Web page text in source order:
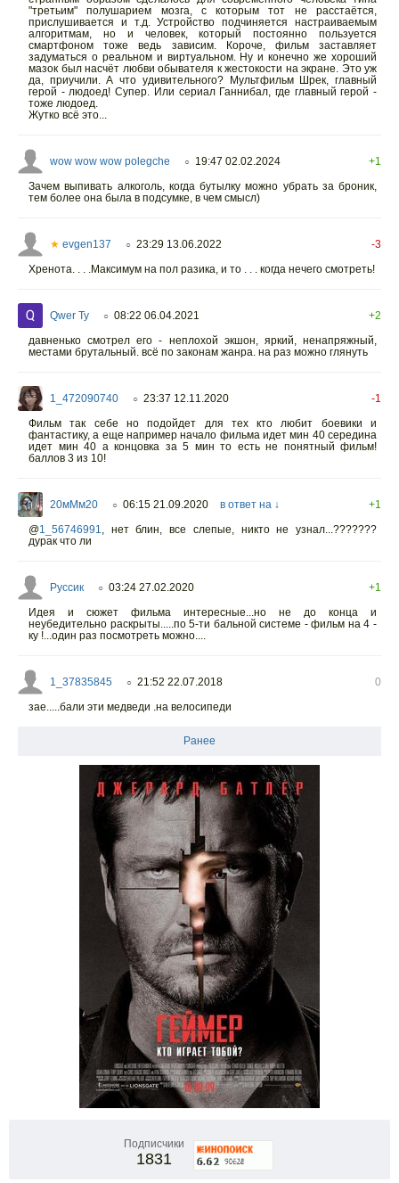
"третьим" полушарием мозга, с которым тот не расстаётся,
прислушивается и т.д. Устройство подчиняется настраиваемым
алгоритмам, но и человек, который постоянно пользуется
смартфоном тоже ведь зависим. Короче, фильм заставляет
задуматься о реальном и виртуальном. Ну и конечно же хороший
мазок был насчёт любви обывателя к жестокости на экране. Это уж
да, приучили. А что удивительного? Мультфильм Шрек, главный
герой - людоед! Супер. Или сериал Ганнибал, где главный герой -
тоже людоед.
Жутко всё это...
wow wow wow polegche ○ 19:47 02.02.2024
+1
Зачем выпивать алкоголь, когда бутылку можно убрать за броник,
тем более она была в подсумке, в чем смысл)
★ evgen137 ○ 23:29 13.06.2022
-3
Хренота. . . .Максимум на пол разика, и то . . . когда нечего смотреть!
Qwer Ty ○ 08:22 06.04.2021
+2
давненько смотрел его - неплохой экшон, яркий, ненапряжный,
местами брутальный. всё по законам жанра. на раз можно глянуть
1_472090740 ○ 23:37 12.11.2020
-1
Фильм так себе но подойдет для тех кто любит боевики и
фантастику, а еще например начало фильма идет мин 40 середина
идет мин 40 а концовка за 5 мин то есть не понятный фильм!
баллов 3 из 10!
20мМм20 ○ 06:15 21.09.2020 в ответ на ↓
+1
@1_56746991, нет блин, все слепые, никто не узнал...???????
дурак что ли
Руссик ○ 03:24 27.02.2020
+1
Идея и сюжет фильма интересные...но не до конца и
неубедительно раскрыты.....по 5-ти бальной системе - фильм на 4 -
ку !...один раз посмотреть можно....
1_37835845 ○ 21:52 22.07.2018
0
зае.....бали эти медведи .на велосипеди
Ранее
Подписчики
1831